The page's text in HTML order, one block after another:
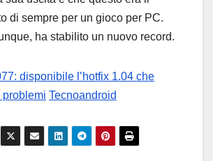
di sempre per un gioco per PC.
ha stabilito un nuovo record.
disponibile l’hotfix 1.04 che
Tecnoandroid